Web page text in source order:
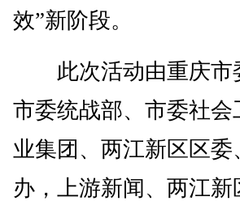
效”新阶段。
此次活动由重庆市
市委统战部、市委社
业集团、两江新区区
办，上游新闻、两江